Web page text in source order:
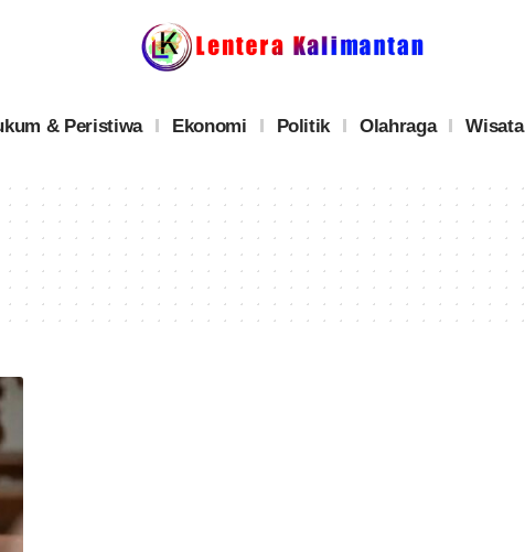
& Peristiwa Ekonomi Politik Olahraga Wisata